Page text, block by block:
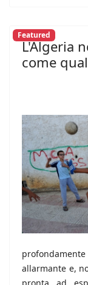
Featured
L'Algeria
come
allarmante e,